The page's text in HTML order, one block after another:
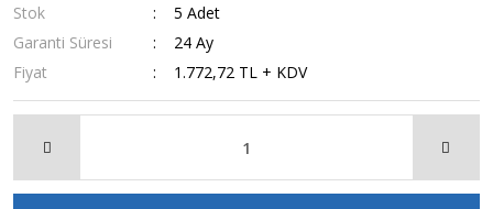
Stok
5 Adet
Garanti Süresi
24 Ay
Fiyat
1.772,72 TL + KDV